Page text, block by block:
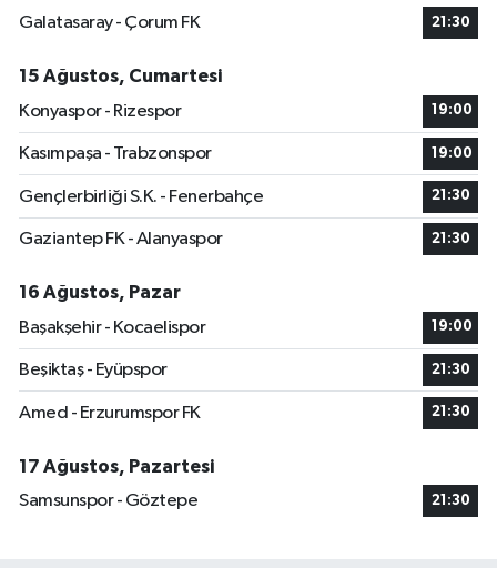
Galatasaray - Çorum FK
21:30
15 Ağustos, Cumartesi
Konyaspor - Rizespor
19:00
Kasımpaşa - Trabzonspor 19:00
Gençlerbirliği S.K. - Fenerbahçe 21:30
Gaziantep FK - Alanyaspor 21:30
16 Ağustos, Pazar
Başakşehir - Kocaelispor
19:00
Beşiktaş - Eyüpspor 21:30
Amed - Erzurumspor FK 21:30
17 Ağustos, Pazartesi
Samsunspor - Göztepe
21:30